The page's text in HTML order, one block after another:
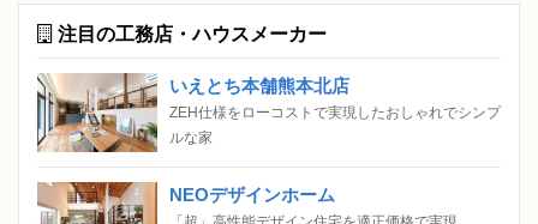
注目の工務店・ハウスメーカー
いえとち本舗熊本北店
ZEH仕様をローコストで実現したおしゃれでシンプ
ルな家
NEOデザインホーム